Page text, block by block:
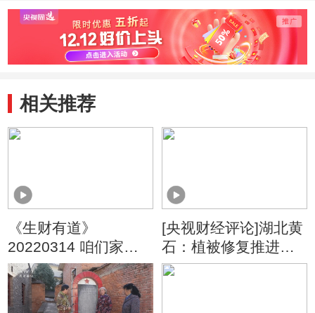
市“炸车”
砸
相关推荐
《生财有道》
20220314 咱们家乡
春天美——湖北黄
石：生活田园 味道春
天
[央视财经评论]湖北黄
石：植被修复推进矿
山复绿